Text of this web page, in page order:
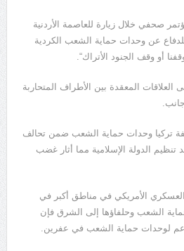
صحفي خلال زيارة للعاصمة الأردنية
عن وحدات حماية الشعب الكردية
أو وقف الجنود الأتراك“.
المعقدة بين الأطراف المتحاربة
تركيا وحدات حماية الشعب ضمن تحالف
الدولة الإسلامية مما أثار غضب
الأمريكي في مناطق أكبر في
الشعب وحلفاؤها إلى الشرق فإن
لوحدات حماية الشعب في عفرين.